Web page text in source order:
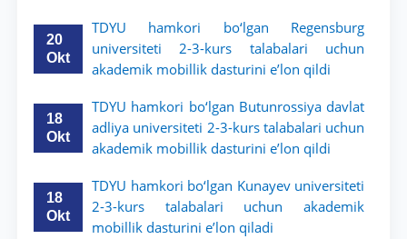
20
Okt
TDYU hamkori bo‘lgan Regensburg
universiteti 2-3-kurs talabalari uchun
akademik mobillik dasturini e’lon qildi
18
Okt
TDYU hamkori bo‘lgan Butunrossiya davlat
adliya universiteti 2-3-kurs talabalari uchun
akademik mobillik dasturini e’lon qildi
18
Okt
TDYU hamkori bo‘lgan Kunayev universiteti
2-3-kurs talabalari uchun akademik
mobillik dasturini e’lon qiladi